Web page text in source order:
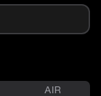
AIR